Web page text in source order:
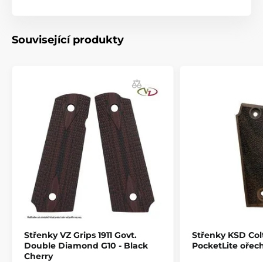
Související produkty
Střenky VZ Grips 1911 Govt.
Double Diamond G10 - Black
Cherry
Střenky KSD
PocketLite